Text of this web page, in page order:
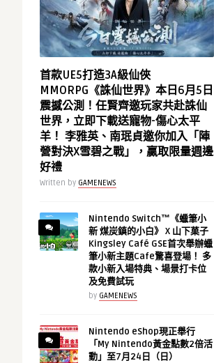
首款UE5打造3A級仙俠
MMORPG《誅仙世界》本日6月5日
震撼公測！任賢齊邀玩家共赴誅仙
世界，立即下載送寵物-傷心太平
羊！ 李雅英、南珉貞邀你加入「陣
營對決X雪碧之戰」，贏取限量週邊
好禮
Written by GAMENEWS
Nintendo Switch™《蠟筆小
新 煤炭鎮的小白》 X 山下菓子
Kingsley Café GSE首次舉辦蠟
筆小新主題Cafe驚喜登場！ 多
款小新入場特典、場景打卡位
及免費試玩
by GAMENEWS
Nintendo eShop現正舉行
「My Nintendo黃金點數2倍活
動」至7月24日（日）